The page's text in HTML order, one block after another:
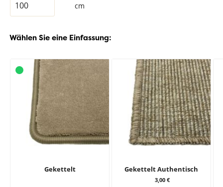
cm
Wählen Sie eine Einfassung:
Gekettelt Gekettelt Authentisch
3,00 €